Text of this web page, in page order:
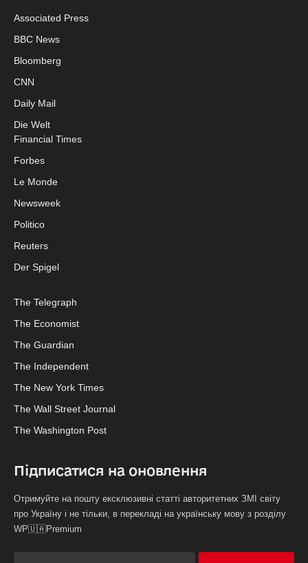
Associated Press
BBC News
Bloomberg
CNN
Daily Mail
Die Welt
Financial Times
Forbes
Le Monde
Newsweek
Politico
Reuters
Der Spigel
The Telegraph
The Economist
The Guardian
The Independent
The New York Times
The Wall Street Journal
The Washington Post
Підписатися на оновлення
Отримуйте на пошту ексклюзивні статті авторитетних ЗМІ світу
про Україну і не тільки, в перекладі на українську мову з розділу
WP🇺🇦Premium